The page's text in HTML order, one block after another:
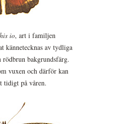
io, art i familjen
kännetecknas av tydliga
bakgrundsfärg.
vuxen och därför kan
tidigt på våren.